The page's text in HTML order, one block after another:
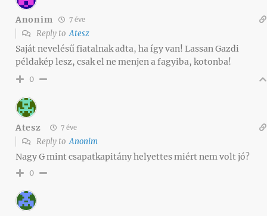
Anonim 7 éve
Reply toAtesz
Saját nevelésű fiatalnak adta, ha így van! Lassan Gazdi
példakép lesz, csak el ne menjen a fagyiba, kotonba!
0
Atesz 7 éve
Reply toAnonim
Nagy G mint csapatkapitány helyettes miért nem volt jó?
0